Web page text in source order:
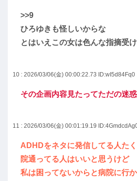
>>9
ひろゆきも怪しいからな
とはいえこの女は色んな指摘受
10 : 2026/03/06(金) 00:00:22.73 ID:wI5d84Fq0
その企画内容見たってただの迷
11 : 2026/03/06(金) 00:01:19.19
ADHDをネタに発信してる人た
院通ってる人はいいと思うけど
私は困ってないからと病院に行